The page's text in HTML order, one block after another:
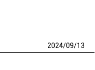
2024/09/13